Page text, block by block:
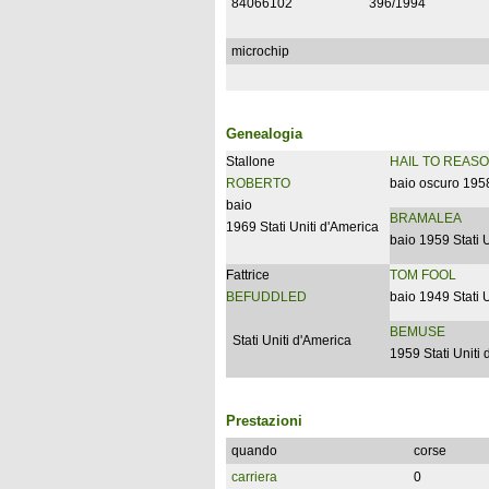
84066102 396/1994
microchip
Genealogia
Stallone
ROBERTO
baio
1969 Stati Uniti d'America
HAIL TO
baio oscuro
BRAMALEA
baio 1959 Stati
Fattrice
BEFUDDLED
Stati Uniti d'America
TOM FOOL
baio 1949 Stati
BEMUSE
1959 Stati Uniti
Prestazioni
quando
corse
carriera
0